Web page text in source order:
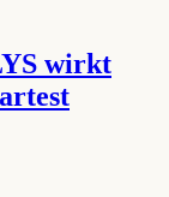
wirkt